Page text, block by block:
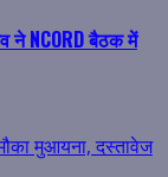
ने NCORD बैठक में
मौका मुआयना, दस्तावेज